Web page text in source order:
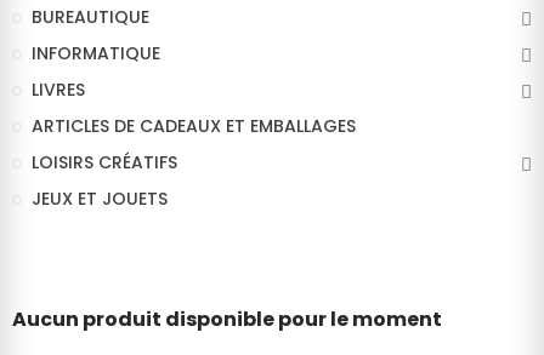
Aucun produit disponible pour le moment
BUREAUTIQUE
INFORMATIQUE
LIVRES
ARTICLES DE CADEAUX ET EMBALLAGES
LOISIRS CRÉATIFS
JEUX ET JOUETS